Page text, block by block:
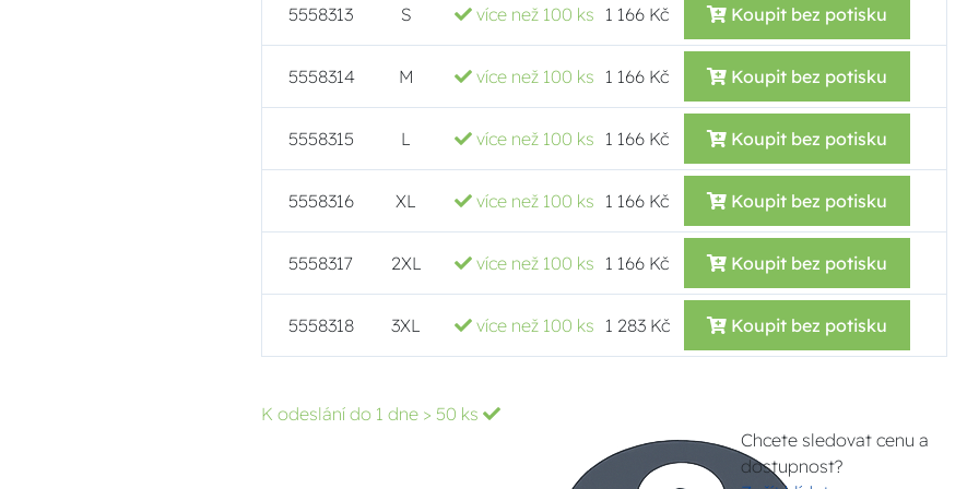
5558313 S více než 100 ks 1 166 Kč Koupit bez potisku
5558314 M více než 100 ks 1 166 Kč Koupit bez potisku
5558315 L více než 100 ks 1 166 Kč Koupit bez potisku
5558316 XL více než 100 ks 1 166 Kč Koupit bez potisku
5558317 2XL více než 100 ks 1 166 Kč Koupit bez potisku
5558318 3XL více než 100 ks 1 283 Kč Koupit bez potisku
K odeslání do 1 dne > 50 ks
Chcete sledovat cenu a
dostupnost?